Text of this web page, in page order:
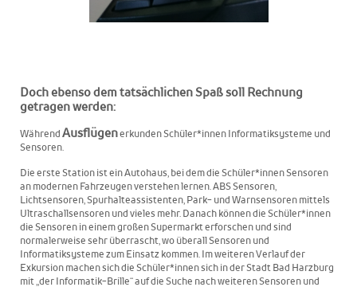
Doch ebenso dem tatsächlichen Spaß soll Rechnung
getragen werden:
Während Ausflügenerkunden Schüler*innen Informatiksysteme und
Sensoren.
Die erste Station ist ein Autohaus, bei dem die Schüler*innen Sensoren
an modernen Fahrzeugen verstehen lernen. ABS Sensoren,
Lichtsensoren, Spurhalteassistenten, Park- und Warnsensoren mittels
Ultraschallsensoren und vieles mehr. Danach können die Schüler*innen
die Sensoren in einem großen Supermarkt erforschen und sind
normalerweise sehr überrascht, wo überall Sensoren und
Informatiksysteme zum Einsatz kommen. Im weiteren Verlauf der
Exkursion machen sich die Schüler*innen sich in der Stadt Bad Harzburg
mit „der Informatik-Brille“ auf die Suche nach weiteren Sensoren und